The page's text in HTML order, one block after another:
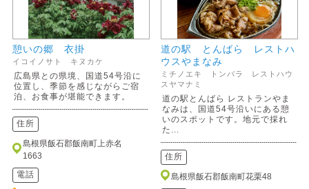
憩いの郷 衣掛
イコイノサト キヌカケ
広島県との県境、国道54号沿に
位置し、季節を感じながらご宿
泊、お食事が堪能できます。
住所
島根県飯石郡飯南町上赤名
1663
電話
道の駅 とんばら レストハ
ウスやまなみ
ミチノエキ トンバラ レストハウ
スヤマナミ
道の駅とんばら レストランやま
なみは、国道54号沿いにある憩
いのスポットです。地元で採れ
た...
住所
島根県飯石郡飯南町花栗48